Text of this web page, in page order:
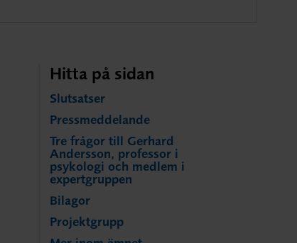
Hitta på sidan
Slutsatser
Pressmeddelande
Tre frågor till Gerhard
Andersson, professor i
psykologi och medlem i
expertgruppen
Bilagor
Projektgrupp